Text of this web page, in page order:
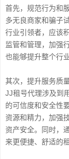
首先，规范行为和
多无良商家和骗子
行业引领者，应该
监管和管理，加强
也能够提升整个行
其次，提升服务质
JJ租号代理涉及到
的可信度和安全性
资源和精力，加强
资产安全。同时，
来更便捷、舒适的